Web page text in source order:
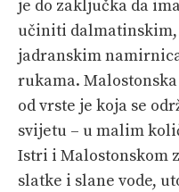
je do zaključka da
učiniti
jadranskim
rukama.
od vrste je koja se
svijetu – u malim
Istri i Malostonskom
slatke i slane vode,